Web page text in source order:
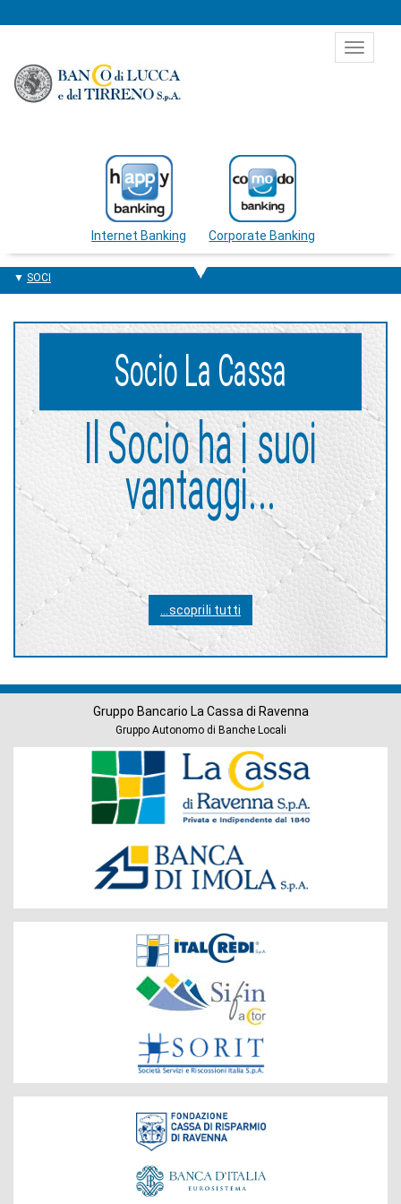
Toggle
Internet Banking Corporate Banking
SOCI
Socio La Cassa
Il Socio ha i suoi
vantaggi...
...scoprili tutti
Gruppo Bancario La Cassa di Ravenna
Gruppo Autonomo di Banche Locali
Banche
Gruppo
Fondazione